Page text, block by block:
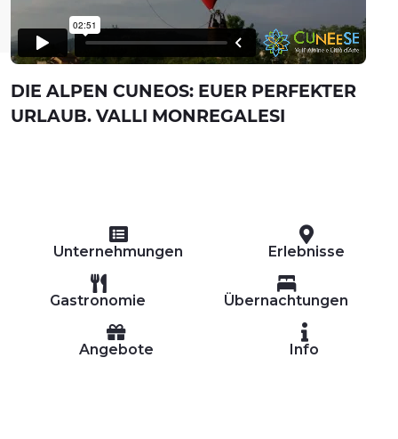
DIE ALPEN CUNEOS: EUER PERFEKTER
URLAUB. VALLI MONREGALESI
Unternehmungen Erlebnisse
Gastronomie Übernachtungen
Angebote Info